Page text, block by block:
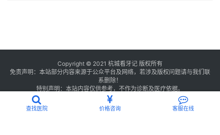
Copyright © 2021 杭城看牙记 版权所有
免责声明：本站部分内容来源于公众平台及网络，若涉及版权问题请与我们联
系删除！
特别声明：本站内容仅供参考，不作为诊断及医疗依据。
浙公网安备 33011002016234号
浙ICP备2021013506号-2
查找医院 价格咨询 客服在线